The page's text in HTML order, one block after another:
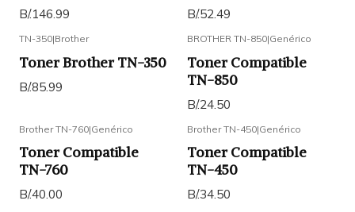
B/.146.99 B/.52.49
TN-350|Brother
Toner Brother TN-350
B/.85.99
BROTHER TN-850|Genérico
Toner Compatible
TN-850
B/.24.50
Brother TN-760|Genérico
Toner Compatible
TN-760
B/.40.00
Brother TN-450|Genérico
Toner Compatible
TN-450
B/.34.50